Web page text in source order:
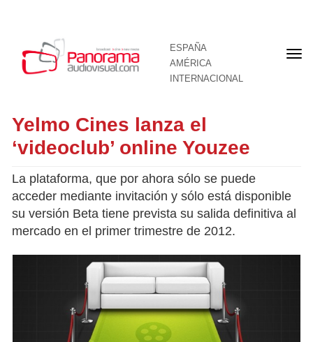
ESPAÑA
AMÉRICA
INTERNACIONAL
Yelmo Cines lanza el
‘videoclub’ online Youzee
La plataforma, que por ahora sólo se puede
acceder mediante invitación y sólo está disponible
su versión Beta tiene prevista su salida definitiva al
mercado en el primer trimestre de 2012.